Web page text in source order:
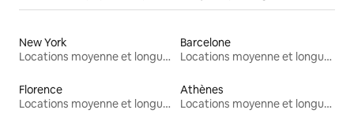
New York
Locations moyenne et longue durée
Barcelone
Locations moyenne et longue durée
Florence
Locations moyenne et longue durée
Athènes
Locations moyenne et longue durée